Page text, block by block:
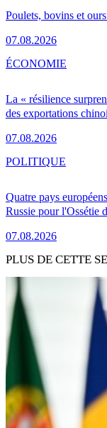
Poulets, bovins et
07.08.2026
La « résilience
des exportations
07.08.2026
ÉCONOMIE
Quatre pays
Russie pour l'Ossétie
07.08.2026
POLITIQUE
PLUS DE CETTE